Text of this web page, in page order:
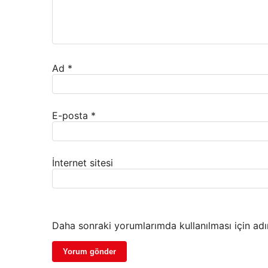
Ad *
E-posta *
İnternet sitesi
Daha sonraki yorumlarımda kullanılması için